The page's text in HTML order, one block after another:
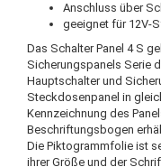
Anschluss über
geeignet für 12V-
Das Schalter Panel 4 S
Sicherungspanels Serie
Hauptschalter und
Steckdosenpanel in
Kennzeichnung des
Beschriftungsbogen
Die Piktogrammfolie ist
ihrer Größe und der